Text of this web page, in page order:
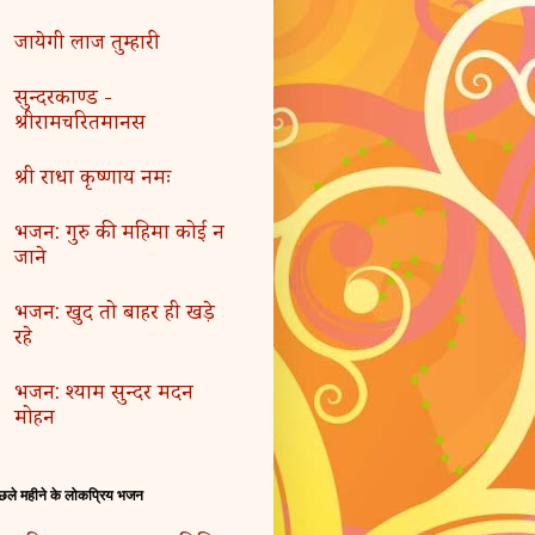
जायेगी लाज तुम्हारी
सुन्दरकाण्ड -
श्रीरामचरितमानस
श्री राधा कृष्णाय नमः
भजन: गुरु की महिमा कोई न
जाने
भजन: खुद तो बाहर ही खड़े
रहे
भजन: श्याम सुन्दर मदन
मोहन
महीने के लोकप्रिय भजन